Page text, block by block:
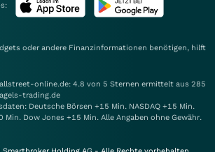
oder andere Finanzinformationen benötigen, hilft
online.de: 4.8 von 5 Sternen ermittelt aus 285
trading.de
Deutsche Börsen +15 Min. NASDAQ +15 Min.
Min. Dow Jones +15 Min. Alle Angaben ohne Gewähr.